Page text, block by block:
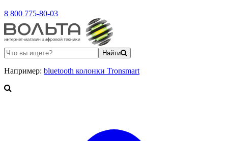
8 800 775-80-03
Найти
Например: bluetooth колонки Tronsmart